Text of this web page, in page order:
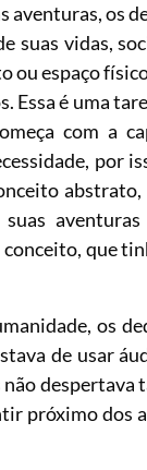
aventuras, os
suas vidas,
ou espaço
Essa é uma
com a
por
que
os
de usar
despertava
próximo dos